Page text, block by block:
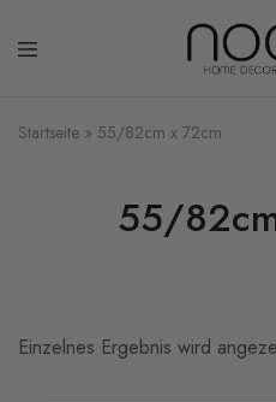
Startseite » 55/82cm x 72cm
55/
Einzelnes Ergebnis wird